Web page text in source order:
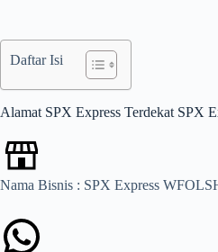
Daftar Isi
Alamat SPX Express Terdekat SPX
Nama Bisnis : SPX Express